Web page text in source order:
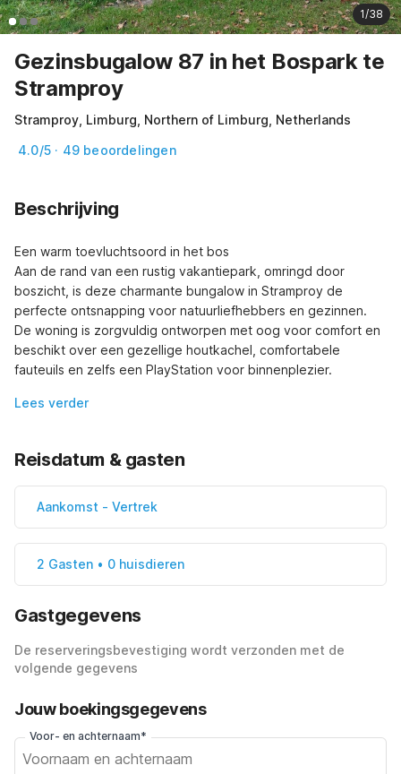
1/38
Gezinsbugalow 87 in het Bospark te
Stramproy
Stramproy, Limburg, Northern of Limburg, Netherlands
4.0/5 · 49 beoordelingen
Beschrijving
Een warm toevluchtsoord in het bos
Aan de rand van een rustig vakantiepark, omringd door
boszicht, is deze charmante bungalow in Stramproy de
perfecte ontsnapping voor natuurliefhebbers en gezinnen.
De woning is zorgvuldig ontworpen met oog voor comfort en
beschikt over een gezellige houtkachel, comfortabele
fauteuils en zelfs een PlayStation voor binnenplezier.
Lees verder
Reisdatum & gasten
Aankomst - Vertrek
2 Gasten • 0 huisdieren
Gastgegevens
De reserveringsbevestiging wordt verzonden met de
volgende gegevens
Jouw boekingsgegevens
Voor- en achternaam*